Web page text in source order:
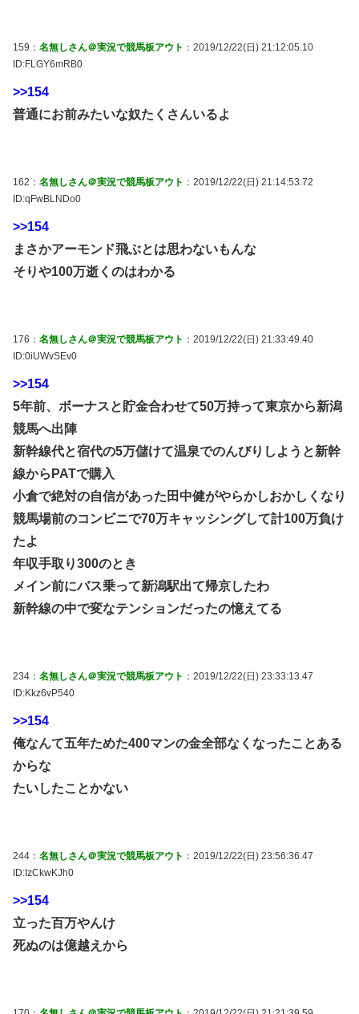
159： 名無しさん＠実況で競馬板アウト ：2019/12/22(日) 21:12:05.10
ID:FLGY6mRB0
>>154
普通にお前みたいな奴たくさんいるよ
162： 名無しさん＠実況で競馬板アウト ：2019/12/22(日) 21:14:53.72
ID:qFwBLNDo0
>>154
まさかアーモンド飛ぶとは思わないもんな
そりや100万逝くのはわかる
176： 名無しさん＠実況で競馬板アウト ：2019/12/22(日) 21:33:49.40
ID:0iUWvSEv0
>>154
5年前、ボーナスと貯金合わせて50万持って東京から新潟
競馬へ出陣
新幹線代と宿代の5万儲けて温泉でのんびりしようと新幹
線からPATで購入
小倉で絶対の自信があった田中健がやらかしおかしくなり
競馬場前のコンビニで70万キャッシングして計100万負け
たよ
年収手取り300のとき
メイン前にバス乗って新潟駅出て帰京したわ
新幹線の中で変なテンションだったの憶えてる
234： 名無しさん＠実況で競馬板アウト ：2019/12/22(日) 23:33:13.47
ID:Kkz6vP540
>>154
俺なんて五年ためた400マンの金全部なくなったことある
からな
たいしたことかない
244： 名無しさん＠実況で競馬板アウト ：2019/12/22(日) 23:56:36.47
ID:IzCkwKJh0
>>154
立った百万やんけ
死ぬのは億越えから